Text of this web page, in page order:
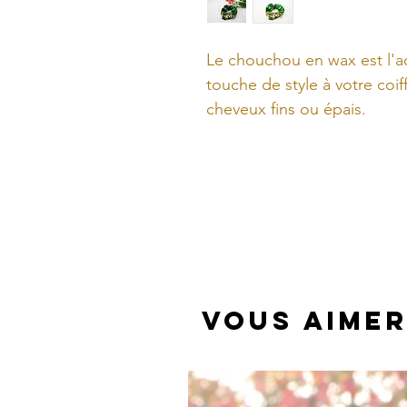
Le chouchou en wax est
touche de style à votre
cheveux fins ou épais.
Vous